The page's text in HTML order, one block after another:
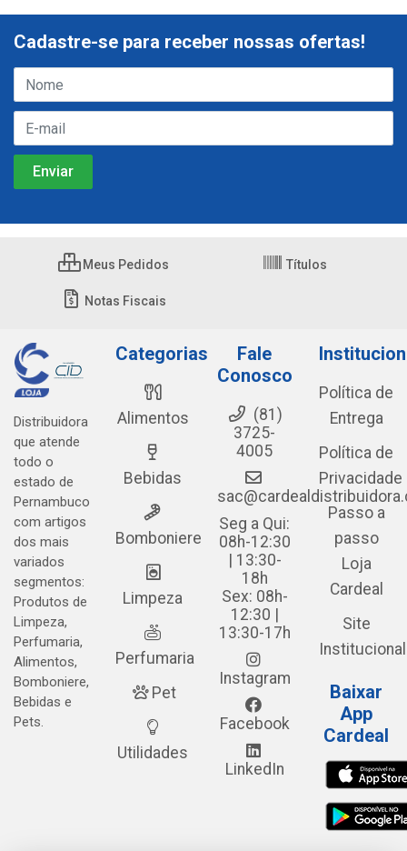
Cadastre-se para receber nossas ofertas!
Meus Pedidos Títulos
Notas Fiscais
Distribuidora
que atende
todo o
estado de
Pernambuco
com artigos
dos mais
variados
segmentos:
Produtos de
Limpeza,
Perfumaria,
Alimentos,
Bomboniere,
Bebidas e
Pets.
Categorias
Alimentos
Bebidas
Bomboniere
Limpeza
Perfumaria
Pet
Utilidades
Fale
Conosco
(81)
3725-
4005
Seg a Qui:
08h-12:30
| 13:30-
18h
Sex: 08h-
12:30 |
13:30-17h
Instagram
Facebook
LinkedIn
Política de
Entrega
Política de
Privacidade
Passo a
passo
Loja
Cardeal
Site
Institucional
Baixar
App
Cardeal